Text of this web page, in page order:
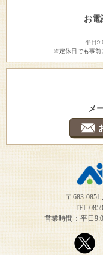
お電
平日
※定休日でも事前
メ
〒683-
TEL
営業時間：平日